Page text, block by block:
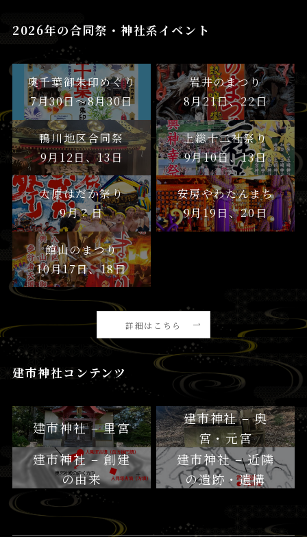
2026年の合同祭・神社系イベント
奥千葉御朱印めぐり
7月30日〜8月30日
岩井のまつり
8月21日、22日
鴨川地区合同祭
9月12日、13日
上総十二社祭り
9月10日、13日
大原はだか祭り
9月？日
安房やわたんまち
9月19日、20日
館山のまつり
10月17日、18日
詳細はこちら
建市神社コンテンツ
建市神社 – 里宮
建市神社 – 奥
宮・元宮
建市神社 – 創建
の由来
建市神社 – 近隣
の遺跡・遺構